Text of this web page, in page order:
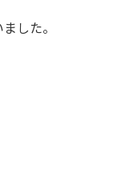
した。